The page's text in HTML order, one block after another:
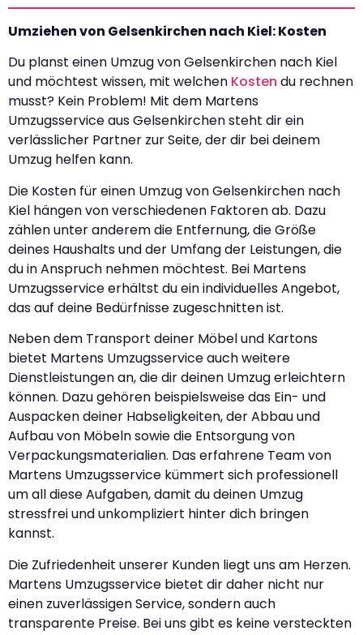
Umziehen von Gelsenkirchen nach Kiel: Kosten
Du planst einen Umzug von Gelsenkirchen nach Kiel
und möchtest wissen, mit welchen Kosten du rechnen
musst? Kein Problem! Mit dem Martens
Umzugsservice aus Gelsenkirchen steht dir ein
verlässlicher Partner zur Seite, der dir bei deinem
Umzug helfen kann.
Die Kosten für einen Umzug von Gelsenkirchen nach
Kiel hängen von verschiedenen Faktoren ab. Dazu
zählen unter anderem die Entfernung, die Größe
deines Haushalts und der Umfang der Leistungen, die
du in Anspruch nehmen möchtest. Bei Martens
Umzugsservice erhältst du ein individuelles Angebot,
das auf deine Bedürfnisse zugeschnitten ist.
Neben dem Transport deiner Möbel und Kartons
bietet Martens Umzugsservice auch weitere
Dienstleistungen an, die dir deinen Umzug erleichtern
können. Dazu gehören beispielsweise das Ein- und
Auspacken deiner Habseligkeiten, der Abbau und
Aufbau von Möbeln sowie die Entsorgung von
Verpackungsmaterialien. Das erfahrene Team von
Martens Umzugsservice kümmert sich professionell
um all diese Aufgaben, damit du deinen Umzug
stressfrei und unkompliziert hinter dich bringen
kannst.
Die Zufriedenheit unserer Kunden liegt uns am Herzen.
Martens Umzugsservice bietet dir daher nicht nur
einen zuverlässigen Service, sondern auch
transparente Preise. Bei uns gibt es keine versteckten